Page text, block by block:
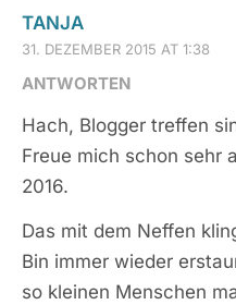
TANJA
31. DEZEMBER 2015 AT 1:38
ANTWORTEN
Hach, Blogger treffen
Freue mich schon sehr
2016.
Das mit dem Neffen
Bin immer wieder
so kleinen Menschen